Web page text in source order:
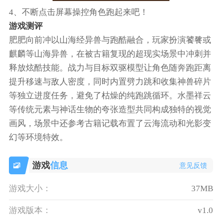
4、不断点击屏幕操控角色跑起来吧！
游戏测评
肥肥向前冲以山海经异兽与跑酷融合，玩家扮演饕餮或
麒麟等山海异兽，在被古籍复现的超现实场景中冲刺并
释放炫酷技能。战力与目标双驱模型让角色随奔跑距离
提升移速与敌人密度，同时内置劈力跳和收集神兽碎片
等独立进度任务，避免了枯燥的纯跑跳循环。水墨祥云
等传统元素与神话生物的夸张造型共同构成独特的视觉
画风，场景中还参考古籍记载布置了云海流动和光影变
幻等环境特效。
游戏信息 意见反馈
游戏大小： 37MB
游戏版本： v1.0